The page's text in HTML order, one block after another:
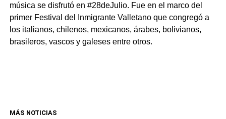
música se disfrutó en #28deJulio. Fue en el marco del
primer Festival del Inmigrante Valletano que congregó a
los italianos, chilenos, mexicanos, árabes, bolivianos,
brasileros, vascos y galeses entre otros.
MÁS NOTICIAS